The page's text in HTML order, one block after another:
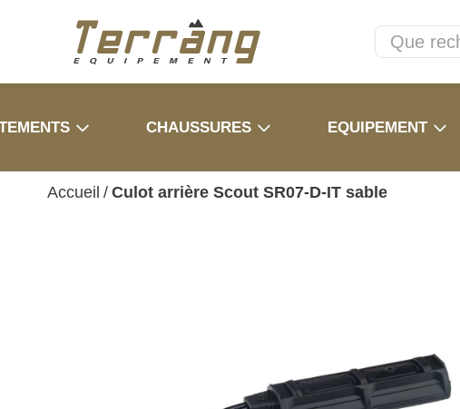
CHAUSSURES EQUIPEMENT
Accueil / Culot arrière Scout SR07-D-IT sable